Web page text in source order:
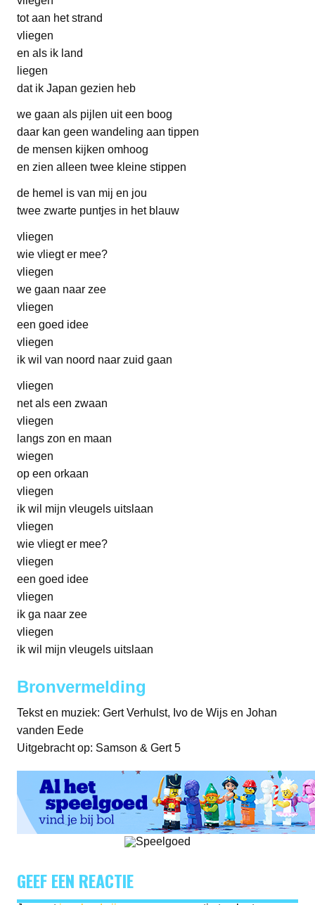
tot aan het strand
vliegen
en als ik land
liegen
dat ik Japan gezien heb
we gaan als pijlen uit een boog
daar kan geen wandeling aan tippen
de mensen kijken omhoog
en zien alleen twee kleine stippen
de hemel is van mij en jou
twee zwarte puntjes in het blauw
vliegen
wie vliegt er mee?
vliegen
we gaan naar zee
vliegen
een goed idee
vliegen
ik wil van noord naar zuid gaan
vliegen
net als een zwaan
vliegen
langs zon en maan
wiegen
op een orkaan
vliegen
ik wil mijn vleugels uitslaan
vliegen
wie vliegt er mee?
vliegen
een goed idee
vliegen
ik ga naar zee
vliegen
ik wil mijn vleugels uitslaan
Bronvermelding
Tekst en muziek: Gert Verhulst, Ivo de Wijs en Johan
vanden Eede
Uitgebracht op: Samson & Gert 5
GEEF EEN REACTIE